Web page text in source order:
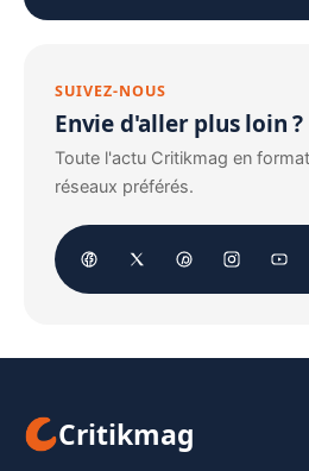
SUIVEZ-NOUS
Envie d'aller plus loin ?
Toute l'actu Critikmag en
réseaux préférés.
Critikmag